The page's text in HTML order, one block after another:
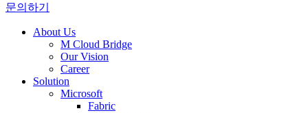
문의하기
About Us
M Cloud Bridge
Our Vision
Career
Solution
Microsoft
Fabric